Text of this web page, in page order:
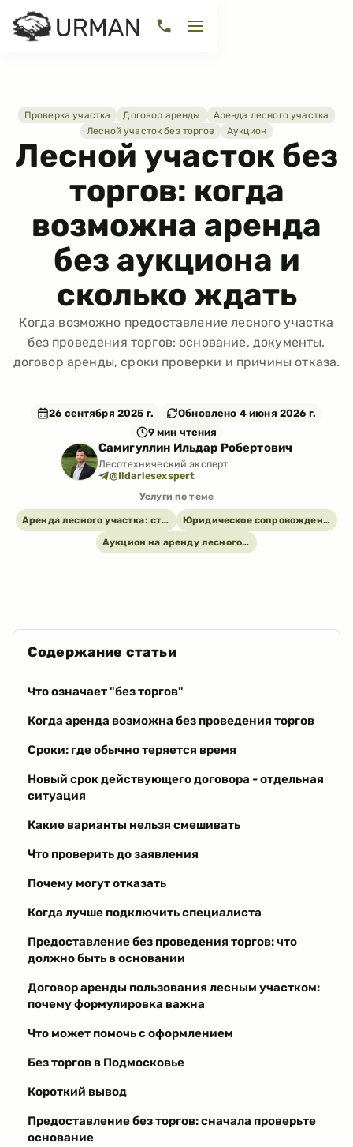
Проверка участка Договор аренды
Аренда лесного участка
Лесной участок без торгов
Аукцион
Лесной участок без
торгов: когда
возможна аренда
без аукциона и
сколько ждать
Когда возможно предоставление лесного участка
без проведения торгов: основание, документы,
договор аренды, сроки проверки и причины отказа.
26 сентября 2025 г. Обновлено 4 июня 2026 г.
9мин чтения
Самигуллин Ильдар Робертович
Лесотехнический эксперт
@Ildarlesexspert
Услуги по теме
Аренда лесного участка: стоимость, покупка права и договор
Юридическое сопровождение лесопользования: договоры, органы и споры
Аукцион на аренду лесного участка: сопровождение заявки и лота
Содержание статьи
Что означает "без торгов"
Когда аренда возможна без проведения торгов
Сроки: где обычно теряется время
Новый срок действующего договора - отдельная
ситуация
Какие варианты нельзя смешивать
Что проверить до заявления
Почему могут отказать
Когда лучше подключить специалиста
Предоставление без проведения торгов: что
должно быть в основании
Договор аренды пользования лесным участком:
почему формулировка важна
Что может помочь с оформлением
Без торгов в Подмосковье
Короткий вывод
Предоставление без торгов: сначала проверьте
основание